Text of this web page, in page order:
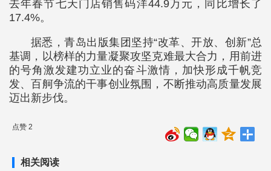
去年春节七天门店销售码洋44.9万元，同比增长了
17.4%。
据悉，青岛出版集团坚持“改革、开放、创新”总
基调，以榜样的力量凝聚攻坚克难最大合力，用前进
的号角激发建功立业的奋斗激情，加快形成千帆竞
发、百舸争流的干事创业氛围，不断推动高质量发展
迈出新步伐。
点赞 2
相关阅读